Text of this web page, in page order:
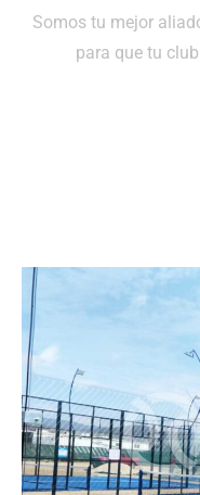
Somos tu mejor
para que tu